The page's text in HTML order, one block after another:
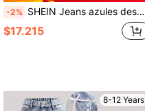
-2% SHEIN Jeans azules desgastados de lavado claro, cómodos y suaves, con cintura asimétrica, estilo casual y urbano Y2K para niñas preadolescentes. Versátil para uso diario, nueva llegada primavera/verano 2025, jeans holgados y rotos para niñas
$17.215
8-12 Years